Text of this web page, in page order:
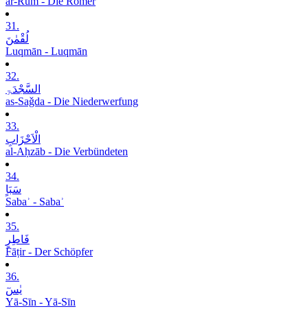
31.
لُقْمٰنَ
Luqmān - Luqmān
32.
السَّجْدَۃِ
as-Saǧda - Die Niederwerfung
33.
الْاَحْزَابِ
al-Aḥzāb - Die Verbündeten
34.
سَبَاٍ
Sabaʾ - Sabaʾ
35.
فَاطِرٍ
Fāṭir - Der Schöpfer
36.
یٰسٓ
Yā-Sīn - Yā-Sīn